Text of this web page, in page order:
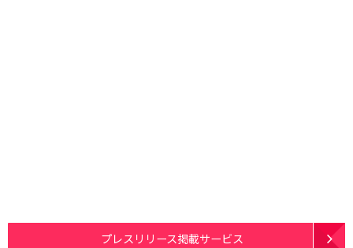
プレスリリース掲載サービス